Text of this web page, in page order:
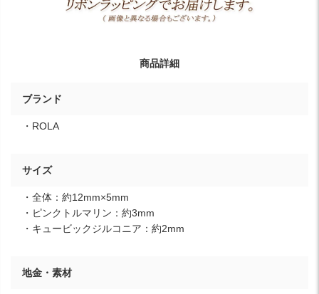
商品詳細
ブランド
・ROLA
サイズ
・全体：約12mm×5mm
・ピンクトルマリン：約3mm
・キュービックジルコニア：約2mm
地金・素材